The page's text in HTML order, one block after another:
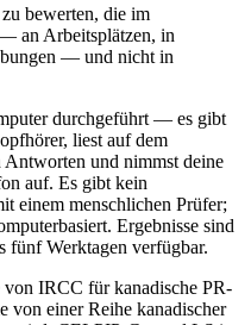
bewerten, die im
an Arbeitsplätzen, in
— und nicht in
durchgeführt — es gibt
liest auf dem
und nimmst deine
auf. Es gibt kein
einem menschlichen Prüfer;
Ergebnisse sind
fünf Werktagen verfügbar.
IRCC für kanadische PR-
von einer Reihe kanadischer